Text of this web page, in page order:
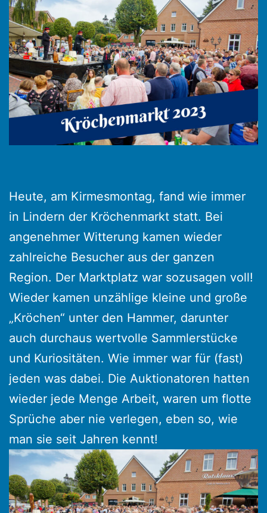
Heute, am Kirmesmontag, fand wie immer
in Lindern der Kröchenmarkt statt. Bei
angenehmer Witterung kamen wieder
zahlreiche Besucher aus der ganzen
Region. Der Marktplatz war sozusagen voll!
Wieder kamen unzählige kleine und große
„Kröchen“ unter den Hammer, darunter
auch durchaus wertvolle Sammlerstücke
und Kuriositäten. Wie immer war für (fast)
jeden was dabei. Die Auktionatoren hatten
wieder jede Menge Arbeit, waren um flotte
Sprüche aber nie verlegen, eben so, wie
man sie seit Jahren kennt!